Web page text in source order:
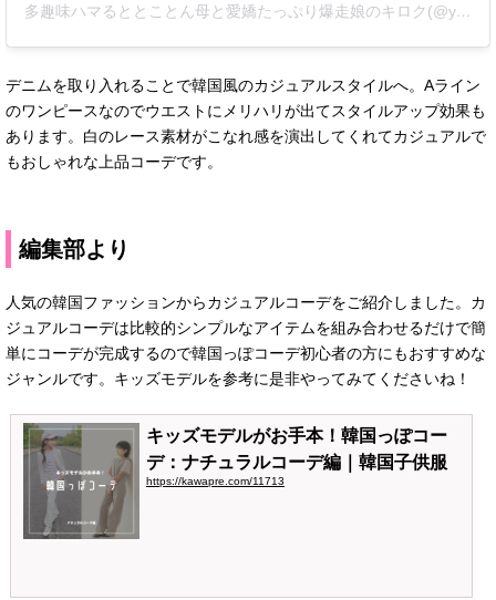
多趣味ハマるととことん母と愛嬌たっぷり爆走娘のキロク(@yukoyuko33)がシェアした投稿
デニムを取り入れることで韓国風のカジュアルスタイルへ。Aライン
のワンピースなのでウエストにメリハリが出てスタイルアップ効果も
あります。白のレース素材がこなれ感を演出してくれてカジュアルで
もおしゃれな上品コーデです。
編集部より
人気の韓国ファッションからカジュアルコーデをご紹介しました。カ
ジュアルコーデは比較的シンプルなアイテムを組み合わせるだけで簡
単にコーデが完成するので韓国っぽコーデ初心者の方にもおすすめな
ジャンルです。キッズモデルを参考に是非やってみてくださいね！
キッズモデルがお手本！韓国っぽコー
デ：ナチュラルコーデ編｜韓国子供服
https://kawapre.com/11713